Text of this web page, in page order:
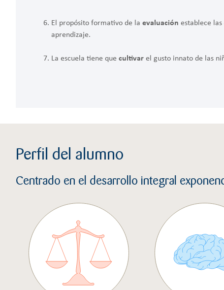
El propósito formativo de la evaluación establece las
aprendizaje.
La escuela tiene que cultivar el gusto innato de las
Perfil del alumno
Centrado en el desarrollo integral